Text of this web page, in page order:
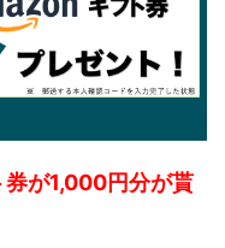
が1,000円分が貰